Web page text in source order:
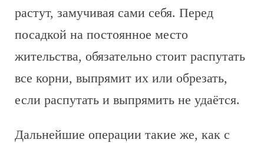
растут, замучивая сами себя. Перед
посадкой на постоянное место
жительства, обязательно стоит распутать
все корни, выпрямит их или обрезать,
если распутать и выпрямить не удаётся.
Дальнейшие операции такие же, как с